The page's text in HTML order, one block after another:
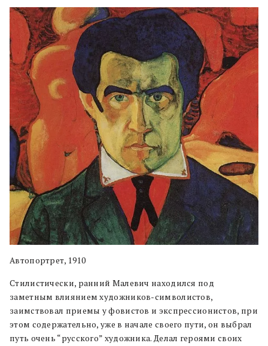
Автопортрет, 1910
Стилистически, ранний Малевич находился под
заметным влиянием художников-символистов,
заимствовал приемы у фовистов и экспрессионистов, при
этом содержательно, уже в начале своего пути, он выбрал
путь очень “русского” художника. Делал героями своих